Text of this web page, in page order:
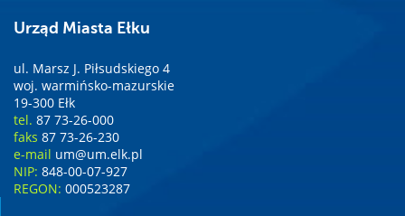
Urząd Miasta Ełku
ul. Marsz J. Piłsudskiego 4
woj. warmińsko-mazurskie
19-300 Ełk
tel. 87 73-26-000
faks 87 73-26-230
e-mail um@um.elk.pl
NIP: 848-00-07-927
REGON: 000523287